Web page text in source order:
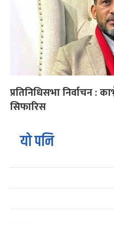
प्रतिनिधिसभा निर्वाचन :
सिफारिस
यो पनि